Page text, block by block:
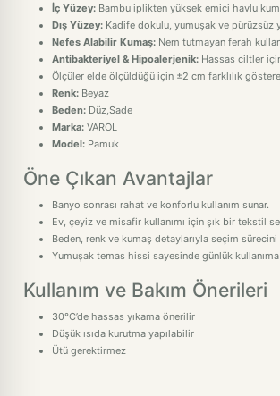
İç Yüzey: Bambu iplikten yüksek emici havlu
Dış Yüzey: Kadife dokulu, yumuşak ve pürüzsüz
Nefes Alabilir Kumaş: Nem tutmayan ferah
Antibakteriyel & Hipoalerjenik: Hassas ciltler
Ölçüler elde ölçüldüğü için ±2 cm farklılık
Renk: Beyaz
Beden: Düz,Sade
Marka: VAROL
Model: Pamuk
Öne Çıkan Avantajlar
Banyo sonrası rahat ve konforlu kullanım sunar.
Ev, çeyiz ve misafir kullanımı için şık bir tekstil
Beden, renk ve kumaş detaylarıyla seçim sürecini
Yumuşak temas hissi sayesinde günlük
Kullanım ve Bakım Önerileri
30°C’de hassas yıkama önerilir
Düşük ısıda kurutma yapılabilir
Ütü gerektirmez